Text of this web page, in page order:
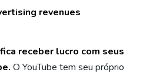
receber lucro com seus
O YouTube tem seu próprio